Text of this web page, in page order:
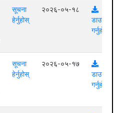
सूचना
हेर्नुहोस्
२०२६-०५-१८
डाउनलोड
गर्नुहोस्
सूचना
हेर्नुहोस्
२०२६-०५-१७
डाउनलोड
गर्नुहोस्